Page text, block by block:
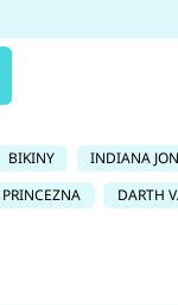
BIKINY INDIANA
PRINCEZNA DARTH